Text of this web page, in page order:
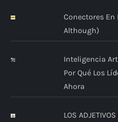
Conectores En
Although)
Inteligencia
Por Qué Los
Ahora
LOS